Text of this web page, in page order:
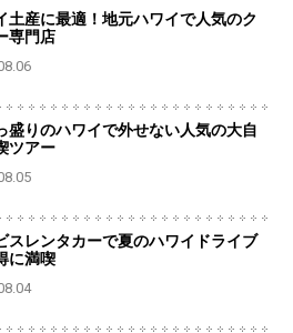
土産に最適！地元ハワイで人気のク
専門店
盛りのハワイで外せない人気の大自
ツアー
スレンタカーで夏のハワイドライブ
に満喫